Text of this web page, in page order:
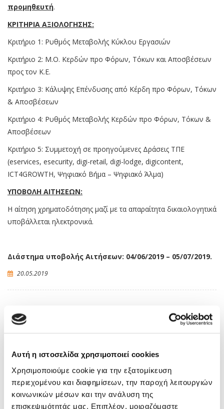
Αυτή η ιστοσελίδα χρησιμοποιεί cookies
Χρησιμοποιούμε cookie για την εξατομίκευση
περιεχομένου και διαφημίσεων, την παροχή λειτουργιών
κοινωνικών μέσων και την ανάλυση της
επισκεψιμότητάς μας. Επιπλέον, μοιραζόμαστε
προμηθευτή.
ΚΡΙΤΗΡΙΑ ΑΞΙΟΛΟΓΗΣΗΣ:
Κριτήριο 1: Ρυθμός Μεταβολής Κύκλου Εργασιών
Κριτήριο 2: Μ.Ο. Κερδών προ Φόρων, Τόκων και Αποσβέσεων
προς τον Κ.Ε.
Κριτήριο 3: Κάλυψης Επένδυσης από Κέρδη προ Φόρων, Τόκων
& Αποσβέσεων
Κριτήριο 4: Ρυθμός Μεταβολής Κερδών προ Φόρων, Τόκων &
Αποσβέσεων
Κριτήριο 5: Συμμετοχή σε προηγούμενες Δράσεις ΤΠΕ
(eservices, esecurity, digi-retail, digi-lodge, digicontent,
ICT4GROWTH, Ψηφιακό Βήμα – Ψηφιακό Άλμα)
ΥΠΟΒΟΛΗ ΑΙΤΗΣΕΩΝ:
Η αίτηση χρηματοδότησης μαζί με τα απαραίτητα δικαιολογητικά
υποβάλλεται ηλεκτρονικά.
Διάστημα υποβολής Αιτήσεων: 04/06/2019 – 05/07/2019.
20.05.2019
Σχετικές δημοσιεύσεις